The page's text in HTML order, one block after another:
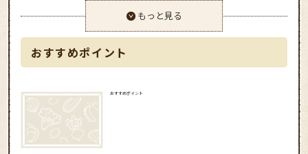
もっと見る
おすすめポイント
おすすめポイント